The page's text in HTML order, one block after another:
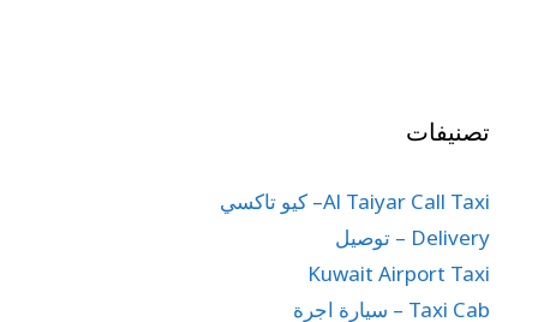
تصنيفات
Al Taiyar Call Taxi– كيو تاكسي
Delivery – توصيل
Kuwait Airport Taxi
Taxi Cab – سيارة اجرة